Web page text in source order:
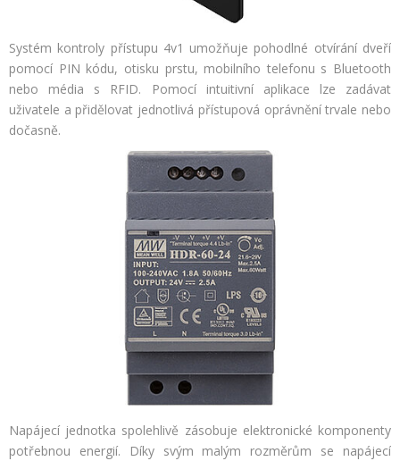
Systém kontroly přístupu 4v1 umožňuje pohodlné otvírání dveří
pomocí PIN kódu, otisku prstu, mobilního telefonu s Bluetooth
nebo média s RFID. Pomocí intuitivní aplikace lze zadávat
uživatele a přidělovat jednotlivá přístupová oprávnění trvale nebo
dočasně.
Napájecí jednotka spolehlivě zásobuje elektronické komponenty
potřebnou energií. Díky svým malým rozměrům se napájecí